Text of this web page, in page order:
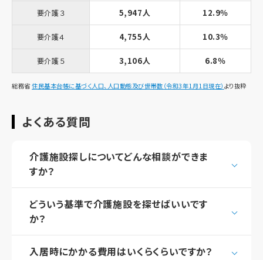
要介護３ 5,947人 12.9％
要介護４ 4,755人 10.3％
要介護５ 3,106人 6.8％
総務省住民基本台帳に基づく人口、人口動態及び世帯数（令和3年1月1日現在） より抜粋
よくある質問
介護施設探しについてどんな相談ができま
すか？
どういう基準で介護施設を探せばいいです
か？
入居時にかかる費用はいくらくらいですか？